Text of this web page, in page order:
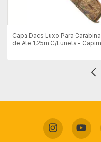
Capa Dacs Luxo Para Carabina
de Até 1,25m C/Luneta - Capim